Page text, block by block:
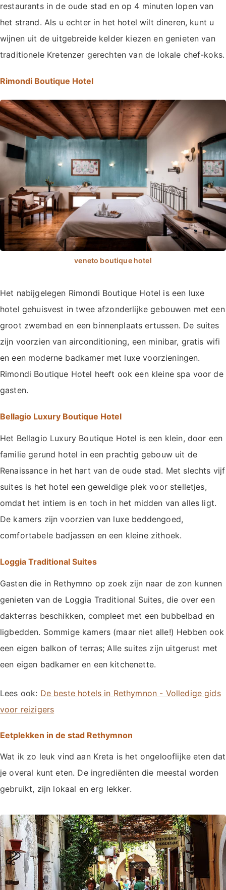
restaurants in de oude stad en op 4 minuten lopen van
het strand. Als u echter in het hotel wilt dineren, kunt u
wijnen uit de uitgebreide kelder kiezen en genieten van
traditionele Kretenzer gerechten van de lokale chef-koks.
Rimondi Boutique Hotel
Het nabijgelegen Rimondi Boutique Hotel is een luxe
hotel gehuisvest in twee afzonderlijke gebouwen met een
groot zwembad en een binnenplaats ertussen. De suites
zijn voorzien van airconditioning, een minibar, gratis wifi
en een moderne badkamer met luxe voorzieningen.
Rimondi Boutique Hotel heeft ook een kleine spa voor de
gasten.
Bellagio Luxury Boutique Hotel
Het Bellagio Luxury Boutique Hotel is een klein, door een
familie gerund hotel in een prachtig gebouw uit de
Renaissance in het hart van de oude stad. Met slechts vijf
suites is het hotel een geweldige plek voor stelletjes,
omdat het intiem is en toch in het midden van alles ligt.
De kamers zijn voorzien van luxe beddengoed,
comfortabele badjassen en een kleine zithoek.
Loggia Traditional Suites
Gasten die in Rethymno op zoek zijn naar de zon kunnen
genieten van de Loggia Traditional Suites, die over een
dakterras beschikken, compleet met een bubbelbad en
ligbedden. Sommige kamers (maar niet alle!) Hebben ook
een eigen balkon of terras; Alle suites zijn uitgerust met
een eigen badkamer en een kitchenette.
Lees ook: De beste hotels in Rethymnon - Volledige gids
voor reizigers
Eetplekken in de stad Rethymnon
Wat ik zo leuk vind aan Kreta is het ongelooflijke eten dat
je overal kunt eten. De ingrediënten die meestal worden
gebruikt, zijn lokaal en erg lekker.